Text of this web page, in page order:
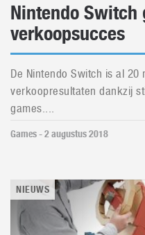
Nintendo Switch
verkoopsucces
De Nintendo Switch is al
verkoopresultaten dankzij
games....
Games - 2 augustus 2018
NIEUWS